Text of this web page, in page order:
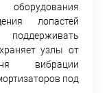
лопастей
узлы от
вибрации
под